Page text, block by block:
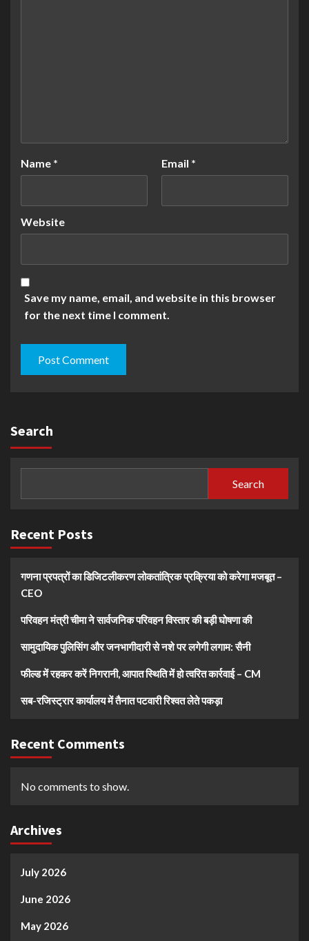
Name * Email *
Website
Save my name, email, and website in this browser
for the next time I comment.
Search
Search
Recent Posts
गणना प्रपत्रों का डिजिटलीकरण लोकतांत्रिक प्रक्रिया को करेगा मजबूत –
CEO
परिवहन मंत्री चीमा ने सार्वजनिक परिवहन विस्तार की बड़ी घोषणा की
सामुदायिक पुलिसिंग और जनभागीदारी से नशे पर लगेगी लगाम: सैनी
फील्ड में रहकर करें निगरानी, आपात स्थिति में हो त्वरित कार्रवाई – CM
सब-रजिस्ट्रार कार्यालय में तैनात पटवारी रिश्वत लेते पकड़ा
Recent Comments
No comments to show.
Archives
July 2026
June 2026
May 2026